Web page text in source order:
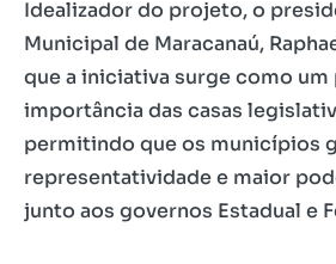
Idealizador do projeto, o
Municipal de Maracanaú,
que a iniciativa surge como um
importância das casas
permitindo que os municípios
representatividade e maior
junto aos governos Estadual e